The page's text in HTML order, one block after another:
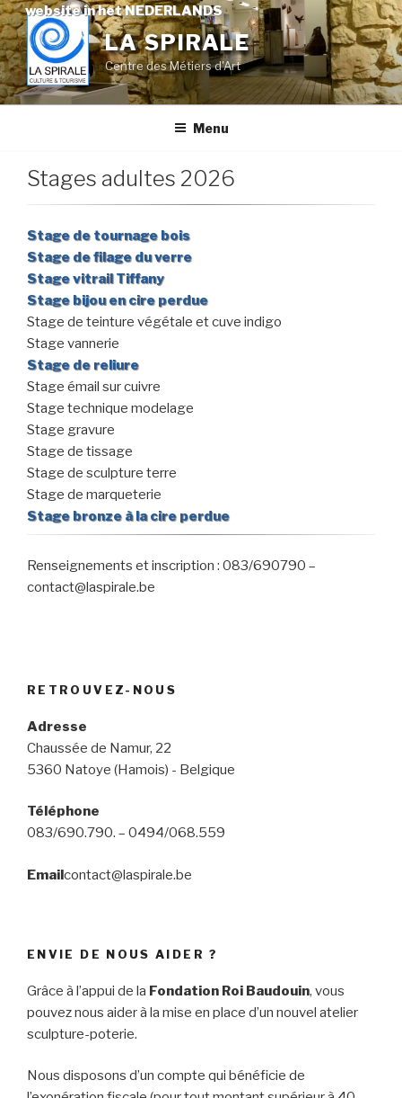
website in het NEDERLANDS
Skip
to
content
LA SPIRALE
Centre des Métiers d'Art
Menu
Stages adultes 2026
Stage de tournage bois
Stage de filage du verre
Stage vitrail Tiffany
Stage bijou en cire perdue
Stage de teinture végétale et cuve indigo
Stage vannerie
Stage de reliure
Stage émail sur cuivre
Stage technique modelage
Stage gravure
Stage de tissage
Stage de sculpture terre
Stage de marqueterie
Stage bronze à la cire perdue
Renseignements et inscription : 083/690790 –
contact@laspirale.be
RETROUVEZ-NOUS
Adresse
Chaussée de Namur, 22
5360 Natoye (Hamois) - Belgique
Téléphone
083/690.790. – 0494/068.559
Emailcontact@laspirale.be
ENVIE DE NOUS AIDER ?
Grâce à l’appui de la Fondation Roi Baudouin, vous
pouvez nous aider à la mise en place d’un nouvel atelier
sculpture-poterie.
Nous disposons d’un compte qui bénéficie de